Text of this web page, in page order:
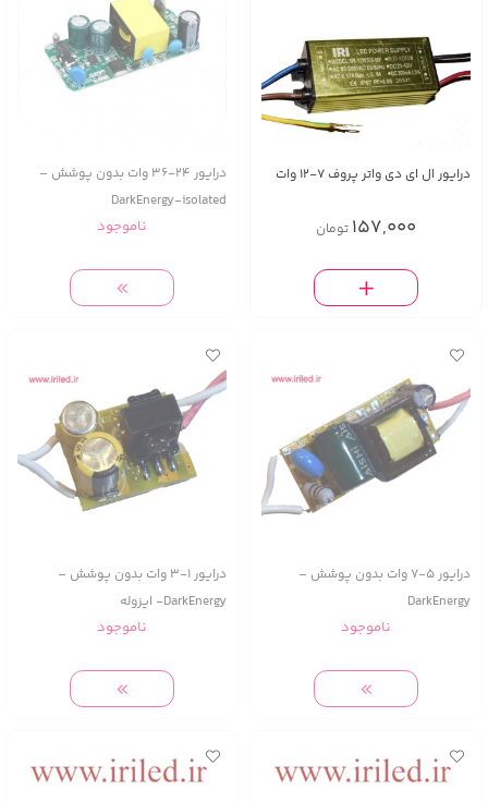
درایور ال ای دی واتر پروف 7-12 وات
157,000 تومان
درایور 24-36 وات بدون پوشش –
DarkEnergy-isolated
ناموجود
درایور 5-7 وات بدون پوشش –
DarkEnergy
ناموجود
درایور 1-3 وات بدون پوشش –
DarkEnergy- ایزوله
ناموجود